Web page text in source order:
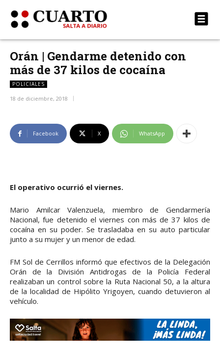
Orán | Gendarme detenido con
más de 37 kilos de cocaína
POLICIALES
18 de diciembre, 2018
Facebook X WhatsApp
El operativo ocurrió el viernes.
Mario Amilcar Valenzuela, miembro de Gendarmería
Nacional, fue detenido el viernes con más de 37 kilos de
cocaína en su poder. Se trasladaba en su auto particular
junto a su mujer y un menor de edad.
FM Sol de Cerrillos informó que efectivos de la Delegación
Orán de la División Antidrogas de la Policía Federal
realizaban un control sobre la Ruta Nacional 50, a la altura
de la localidad de Hipólito Yrigoyen, cuando detuvieron al
vehículo.